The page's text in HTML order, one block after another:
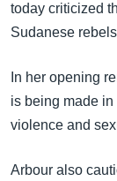
သို့
ကျော်
ကြည့်
ရှာဖွေ
သုတပဒေသာ အ
Learning English
ဗွီအိုအေ လူမှုကွန်ယ
today criticized
Sudanese
In her opening
is being made
violence and
Arbour also